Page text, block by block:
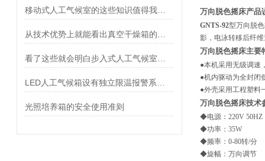
光照培养箱的安全使用准则
万向脱色摇床产品
GNTS-92型万向脱
影，电泳转移后纤
万向脱色摇床主要
●本机采用无级调速
●机内驱动为全封闭
●外壳采用工程塑料
万向脱色摇床技术
◆电源：220V
◆功率：35W
◆频率：0-80转/分
◆旋幅：万向调节